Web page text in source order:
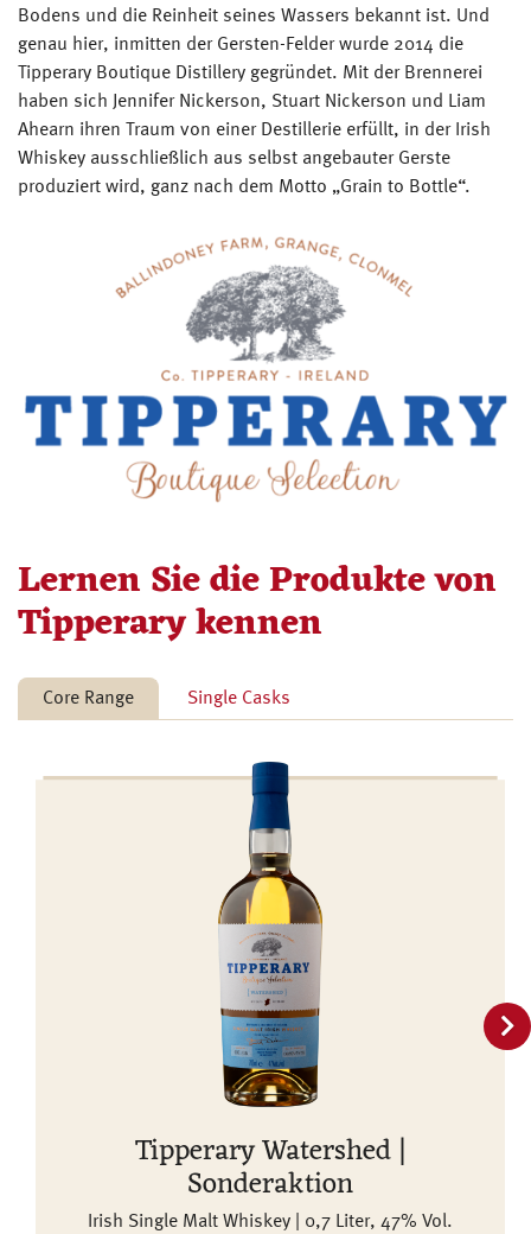
Bodens und die Reinheit seines Wassers bekannt ist. Und
genau hier, inmitten der Gersten-Felder wurde 2014 die
Tipperary Boutique Distillery gegründet. Mit der Brennerei
haben sich Jennifer Nickerson, Stuart Nickerson und Liam
Ahearn ihren Traum von einer Destillerie erfüllt, in der Irish
Whiskey ausschließlich aus selbst angebauter Gerste
produziert wird, ganz nach dem Motto „Grain to Bottle“.
Lernen Sie die Produkte von
Tipperary kennen
Core Range Single Casks
Tipperary Watershed |
Sonderaktion
Irish Single Malt Whiskey | 0,7 Liter, 47% Vol.